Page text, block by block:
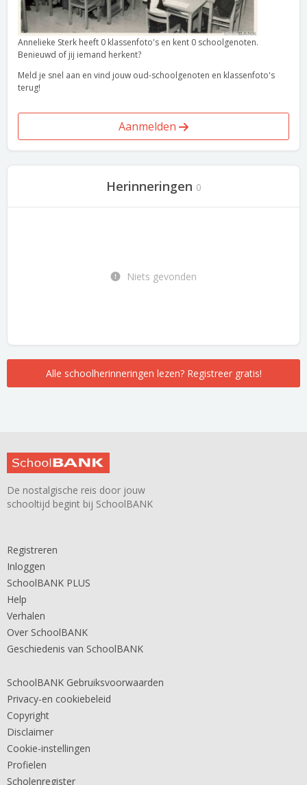
Annelieke Sterk heeft 0 klassenfoto's en kent 0 schoolgenoten.
Benieuwd of jij iemand herkent?
Meld je snel aan en vind jouw oud-schoolgenoten en klassenfoto's
terug!
Aanmelden
Herinneringen 0
Niets gevonden
Alle schoolherinneringen lezen? Registreer gratis!
De nostalgische reis door jouw
schooltijd begint bij SchoolBANK
Registreren
Inloggen
SchoolBANK PLUS
Help
Verhalen
Over SchoolBANK
Geschiedenis van SchoolBANK
SchoolBANK Gebruiksvoorwaarden
Privacy-en cookiebeleid
Copyright
Disclaimer
Cookie-instellingen
Profielen
Scholenregister